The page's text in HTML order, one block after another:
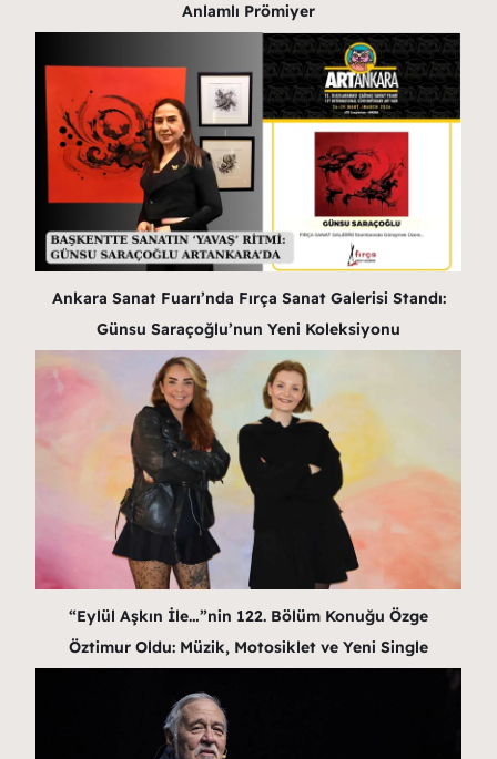
Anlamlı Prömiyer
Ankara Sanat Fuarı’nda Fırça Sanat Galerisi Standı:
Günsu Saraçoğlu’nun Yeni Koleksiyonu
“Eylül Aşkın İle…”nin 122. Bölüm Konuğu Özge
Öztimur Oldu: Müzik, Motosiklet ve Yeni Single